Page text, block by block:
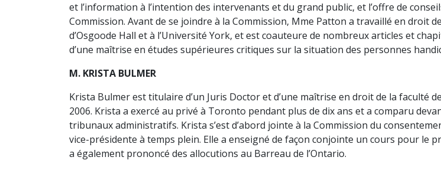
et l’information à l’intention des intervenants et du grand public, et l’offre de
Commission. Avant de se joindre à la Commission, Mme Patton a travaillé en droit
d’Osgoode Hall et à l’Université York, et est coauteure de nombreux articles et
d’une maîtrise en études supérieures critiques sur la situation des personnes
M. KRISTA BULMER
Krista Bulmer est titulaire d’un Juris Doctor et d’une maîtrise en droit de la faculté
2006. Krista a exercé au privé à Toronto pendant plus de dix ans et a comparu
tribunaux administratifs. Krista s’est d’abord jointe à la Commission du
vice-présidente à temps plein. Elle a enseigné de façon conjointe un cours pour le
a également prononcé des allocutions au Barreau de l’Ontario.